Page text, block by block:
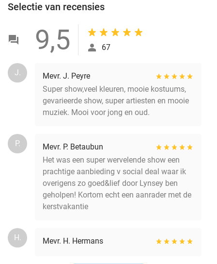
Selectie van recensies
9,5 67
J.
Mevr. J. Peyre
Super show,veel kleuren, mooie kostuums,
gevarieerde show, super artiesten en mooie
muziek. Mooi voor jong en oud.
P.
Mevr. P. Betaubun
Het was een super wervelende show een
prachtige aanbieding v social deal waar ik
overigens zo goed&lief door Lynsey ben
geholpen! Kortom echt een aanrader met de
kerstvakantie
H. Mevr. H. Hermans